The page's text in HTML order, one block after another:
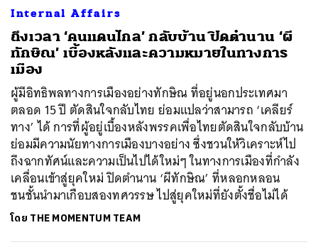
Internal Affairs
ถึงเวลา ‘คนแดนไกล’ กลับบ้าน ปิดตำนาน ‘ผี
ทักษิณ’ เบื้องหลังและความหมายในทางการ
เมือง
ผู้มีอิทธิพลทางการเมืองอย่างทักษิณ ที่อยู่นอกประเทศมา
ตลอด 15 ปี ตัดสินใจกลับไทย ย่อมแปลว่าสามารถ ‘เคลียร์
ทาง’ ได้ การที่ผู้อยู่เบื้องหลังพรรคเพื่อไทยตัดสินใจกลับบ้าน
ย่อมมีความนัยทางการเมืองบางอย่าง ซึ่งชวนให้วิเคราะห์ไป
ถึงฉากทัศน์และความเป็นไปได้ใหม่ๆ ในทางการเมืองที่กำลัง
เคลื่อนเข้าสู่ยุคใหม่ ปิดตำนาน ‘ผีทักษิณ’ ที่หลอกหลอน
ชนชั้นนำมาเกือบสองทศวรรษ ไปสู่ยุคใหม่ที่ยังตั้งชื่อไม่ได้
โดย THE MOMENTUM TEAM